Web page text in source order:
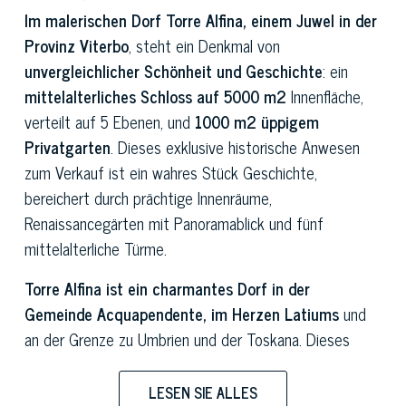
Im malerischen Dorf Torre Alfina, einem Juwel in der
Provinz Viterbo, steht ein Denkmal von
unvergleichlicher Schönheit und Geschichte: ein
mittelalterliches Schloss auf 5000 m2 Innenfläche,
verteilt auf 5 Ebenen, und 1000 m2 üppigem
Privatgarten. Dieses exklusive historische Anwesen
zum Verkauf ist ein wahres Stück Geschichte,
bereichert durch prächtige Innenräume,
Renaissancegärten mit Panoramablick und fünf
mittelalterliche Türme.
Torre Alfina ist ein charmantes Dorf in der
Gemeinde Acquapendente, im Herzen Latiumsund
an der Grenze zu Umbrien und der Toskana. Dieses
mittelalterliche Dorf zeichnet sich durch enge,
gepflasterte Gassen aus, die von alten Steinhäusern
LESEN SIE ALLES